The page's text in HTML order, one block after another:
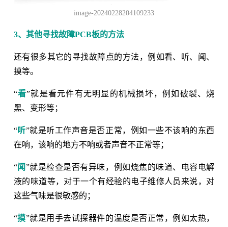
image-20240228204109233
3、其他寻找故障PCB板的方法
还有很多其它的寻找故障点的方法，例如看、听、闻、
摸等。
“看”就是看元件有无明显的机械损坏，例如破裂、烧
黑、变形等；
“听”就是听工作声音是否正常，例如一些不该响的东西
在响，该响的地方不响或者声音不正常等；
“闻”就是检查是否有异味，例如烧焦的味道、电容电解
液的味道等，对于一个有经验的电子维修人员来说，对
这些气味是很敏感的；
“摸”就是用手去试探器件的温度是否正常，例如太热，